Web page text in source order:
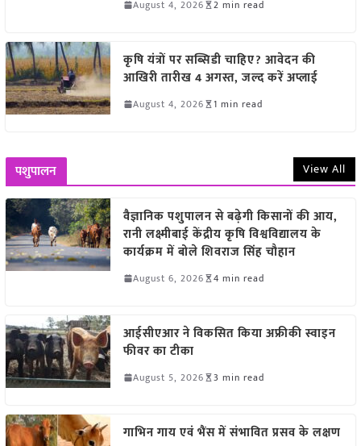
August 4, 2026 2 min read
कृषि यंत्रों पर सब्सिडी चाहिए? आवेदन की
आखिरी तारीख 4 अगस्त, जल्द करें अप्लाई
August 4, 2026 1 min read
पशुपालन View All
वैज्ञानिक पशुपालन से बढ़ेगी किसानों की आय,
रानी लक्ष्मीबाई केंद्रीय कृषि विश्वविद्यालय के
कार्यक्रम में बोले शिवराज सिंह चौहान
August 6, 2026 4 min read
आईसीएआर ने विकसित किया अफ्रीकी स्वाइन
फीवर का टीका
August 5, 2026 3 min read
गाभिन गाय एवं भैंस में संभावित प्रसव के लक्षण